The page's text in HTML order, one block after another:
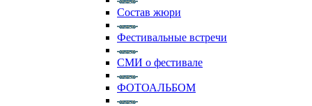
Состав жюри
Фестивальные встречи
СМИ о фестивале
ФОТОАЛЬБОМ